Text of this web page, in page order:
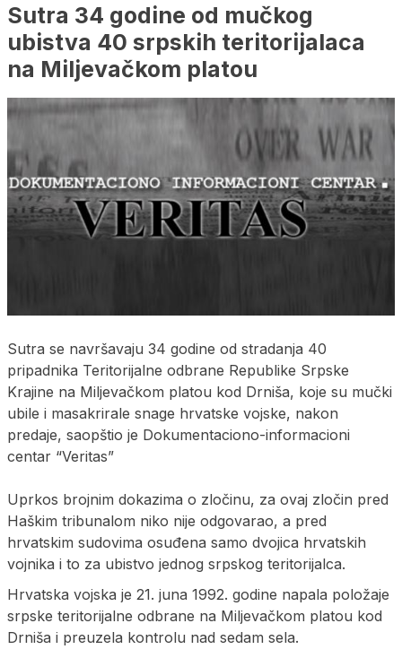
Sutra 34 godine od mučkog
ubistva 40 srpskih teritorijalaca
na Miljevačkom platou
Sutra se navršavaju 34 godine od stradanja 40
pripadnika Teritorijalne odbrane Republike Srpske
Krajine na Miljevačkom platou kod Drniša, koje su mučki
ubile i masakrirale snage hrvatske vojske, nakon
predaje, saopštio je Dokumentaciono-informacioni
centar “Veritas”
Uprkos brojnim dokazima o zločinu, za ovaj zločin pred
Haškim tribunalom niko nije odgovarao, a pred
hrvatskim sudovima osuđena samo dvojica hrvatskih
vojnika i to za ubistvo jednog srpskog teritorijalca.
Hrvatska vojska je 21. juna 1992. godine napala položaje
srpske teritorijalne odbrane na Miljevačkom platou kod
Drniša i preuzela kontrolu nad sedam sela.